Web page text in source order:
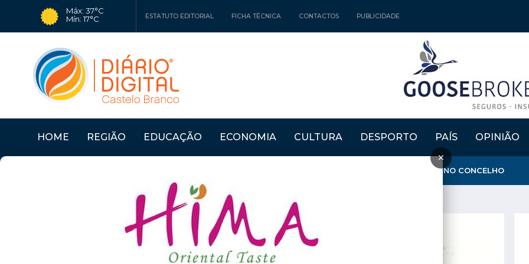
Máx: 37°C
Mín: 17°C
ESTATUTO EDITORIAL FICHA TÉCNICA CONTACTOS PUBLICIDADE
HOME REGIÃO EDUCAÇÃO ECONOMIA CULTURA DESPORTO PAÍS OPINIÃO
×
CÂMARA DO FUNDÃO GARANTE QUE AMBULÂNCIA DO INEM FICA NO CONCELHO